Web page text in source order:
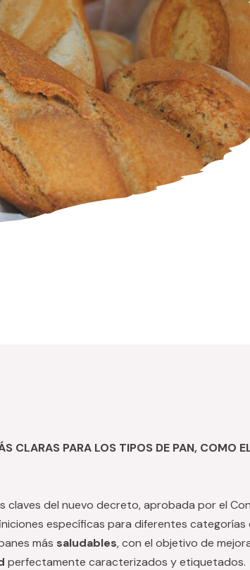
CLARAS PARA LOS TIPOS DE PAN, COMO
del nuevo decreto, aprobada por el
específicas para diferentes
más saludables, con el objetivo de
perfectamente caracterizados y etiquetados.